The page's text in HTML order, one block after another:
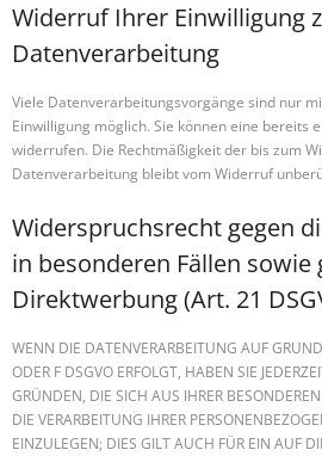
Widerruf Ihrer Einwilligung
Datenverarbeitung
Viele Datenverarbeitungsvorgänge sind nur
Einwilligung möglich. Sie können eine bereits
widerrufen. Die Rechtmäßigkeit der bis zum
Datenverarbeitung bleibt vom Widerruf
Widerspruchsrecht gegen
in besonderen Fällen sowie
Direktwerbung (Art. 21
WENN DIE DATENVERARBEITUNG AUF
ODER F DSGVO ERFOLGT, HABEN SIE
GRÜNDEN, DIE SICH AUS IHRER
DIE VERARBEITUNG IHRER
EINZULEGEN; DIES GILT AUCH FÜR EIN AUF